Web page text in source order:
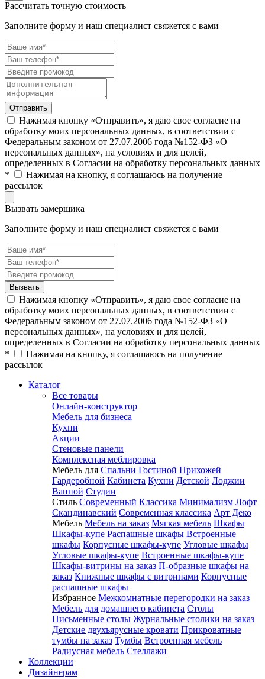
Рассчитать точную стоимость
Заполните форму и наш специалист свяжется с вами
Нажимая кнопку «Отправить», я даю свое согласие на
обработку моих персональных данных, в соответствии с
Федеральным законом от 27.07.2006 года №152-ФЗ «О
персональных данных», на условиях и для целей,
определенных в Согласии на обработку персональных данных
*
Нажимая на кнопку, я соглашаюсь на получение
рассылок
Вызвать замерщика
Заполните форму и наш специалист свяжется с вами
Нажимая кнопку «Отправить», я даю свое согласие на
обработку моих персональных данных, в соответствии с
Федеральным законом от 27.07.2006 года №152-ФЗ «О
персональных данных», на условиях и для целей,
определенных в Согласии на обработку персональных данных
*
Нажимая на кнопку, я соглашаюсь на получение
рассылок
Каталог
Все товары
Онлайн-конструктор
Мебель для бизнеса
Кухни
Акции
Стеновые панели
Комплексная меблировка
Мебель для Спальни Гостиной Прихожей
Гардеробной Кабинета Кухни Детской Лоджии
Ванной Студии
Стиль Современный Классика Минимализм Лофт
Скандинавский Современная классика Арт Деко
Мебель Мебель на заказ Мягкая мебель Шкафы
Шкафы-купе Распашные шкафы Встроенные
шкафы Корпусные шкафы-купе Угловые шкафы
Угловые шкафы-купе Встроенные шкафы-купе
Шкафы-витрины на заказ П-образные шкафы на
заказ Книжные шкафы с витринами Корпусные
распашные шкафы
Избранное Межкомнатные перегородки на заказ
Мебель для домашнего кабинета Столы
Письменные столы Журнальные столики на заказ
Детские двухъярусные кровати Прикроватные
тумбы на заказ Тумбы Встроенная мебель
Радиусная мебель Стеллажи
Коллекции
Дизайнерам